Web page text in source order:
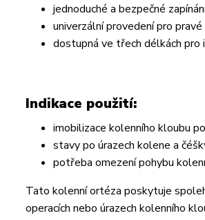
jednoduché a bezpečné
univerzální provedení pro
dostupná ve třech délkách pro
Indikace použití:
imobilizace kolenního kloubu
stavy po úrazech kolene a
potřeba omezení pohybu
Tato kolenní ortéza poskytuje
operacích nebo úrazech kolenního